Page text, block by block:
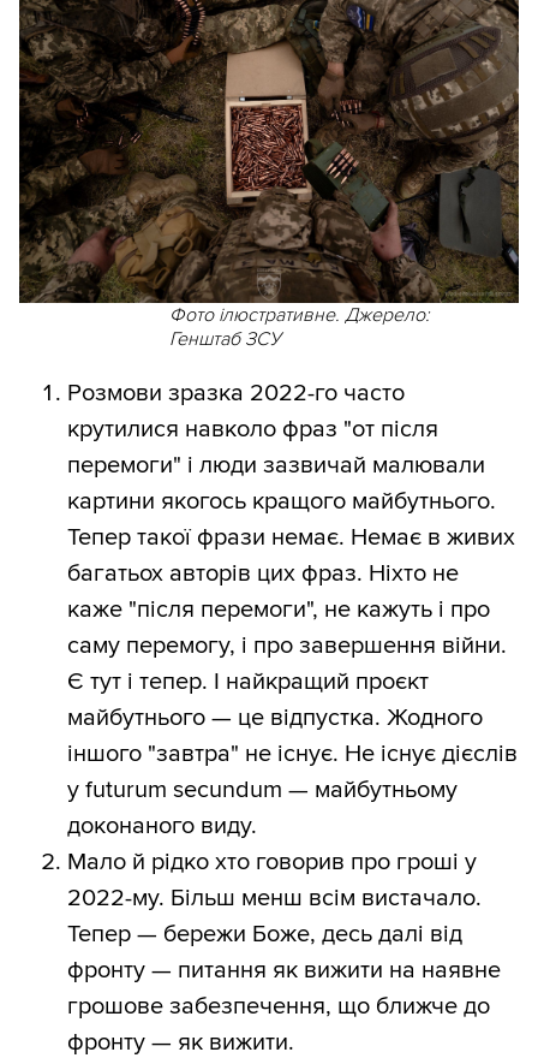
Фото ілюстративне. Джерело:
Генштаб ЗСУ
Розмови зразка 2022-го часто
крутилися навколо фраз "от після
перемоги" і люди зазвичай малювали
картини якогось кращого майбутнього.
Тепер такої фрази немає. Немає в живих
багатьох авторів цих фраз. Ніхто не
каже "після перемоги", не кажуть і про
саму перемогу, і про завершення війни.
Є тут і тепер. І найкращий проєкт
майбутнього — це відпустка. Жодного
іншого "завтра" не існує. Не існує дієслів
у futurum secundum — майбутньому
доконаного виду.
Мало й рідко хто говорив про гроші у
2022-му. Більш менш всім вистачало.
Тепер — бережи Боже, десь далі від
фронту — питання як вижити на наявне
грошове забезпечення, що ближче до
фронту — як вижити.